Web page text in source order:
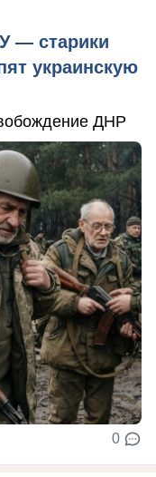
— старики
украинскую
ДНР
0